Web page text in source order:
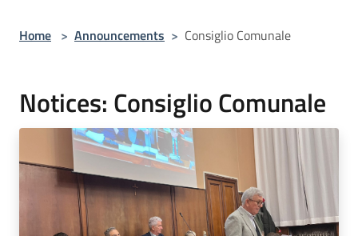
Home > Announcements > Consiglio Comunale
Notices: Consiglio Comunale